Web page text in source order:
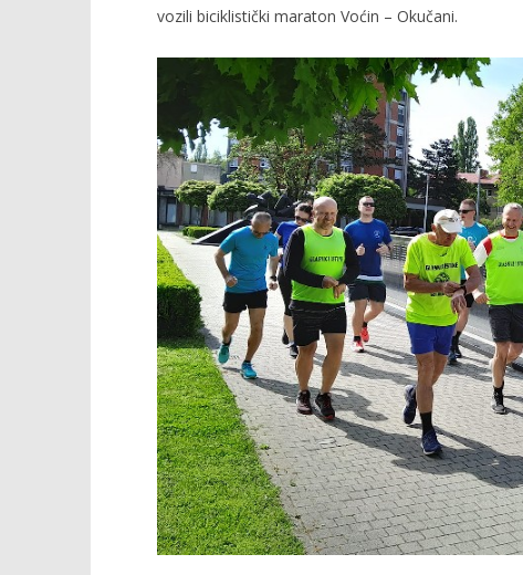
vozili biciklistički maraton Voćin – Okučani.